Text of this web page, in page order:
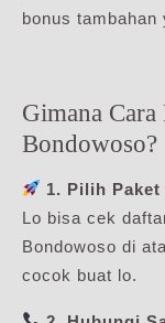
bonus tambahan
Gimana
Bondowoso?
1. Pilih
Lo bisa cek
Bondowoso di
cocok buat lo.